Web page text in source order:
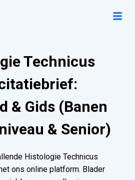
Technicus
& Gids (Banen
& Senior)
Histologie Technicus
ons online platform. Blader